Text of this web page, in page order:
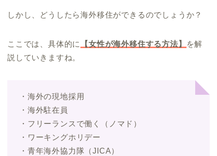
しかし、どうしたら海外移住ができるのでしょうか？
ここでは、具体的に 【女性が海外移住する方法】
を解
説していきますね。
・海外の現地採用
・海外駐在員
・フリーランスで働く（ノマド）
・ワーキングホリデー
・青年海外協力隊（JICA）